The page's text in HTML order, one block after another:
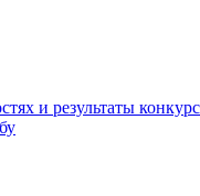
и результаты